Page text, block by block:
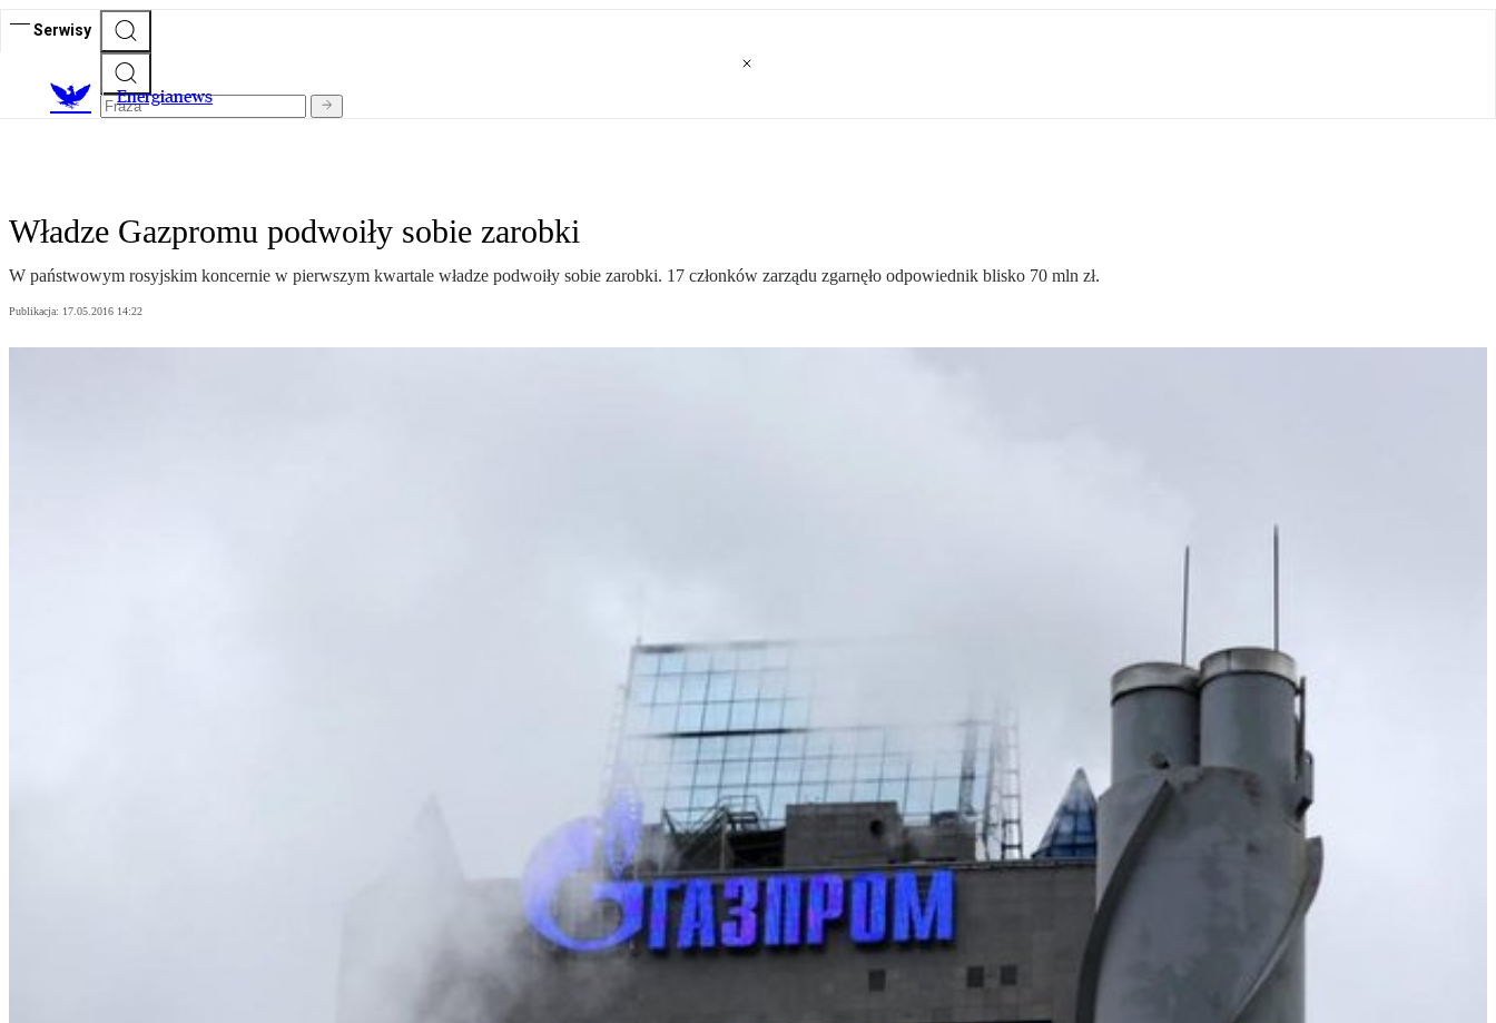
Serwisy
Energianews
Władze Gazpromu podwoiły sobie zarobki
W państwowym rosyjskim koncernie w pierwszym kwartale władze podwoiły sobie zarobki. 17 członków zarządu zgarnęło odpowiednik blisko 70 mln zł.
Publikacja: 17.05.2016 14:22